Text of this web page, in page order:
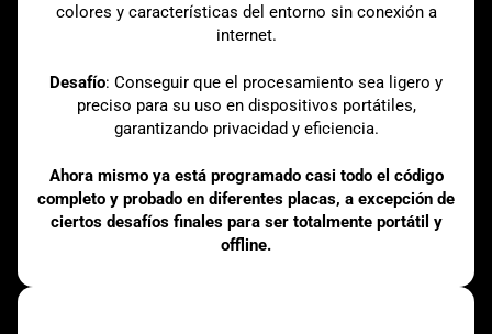
colores y características del entorno sin conexión a
internet.
Desafío: Conseguir que el procesamiento sea ligero y
preciso para su uso en dispositivos portátiles,
garantizando privacidad y eficiencia.
Ahora mismo ya está programado casi todo el código
completo y probado en diferentes placas, a excepción de
ciertos desafíos finales para ser totalmente portátil y
offline.